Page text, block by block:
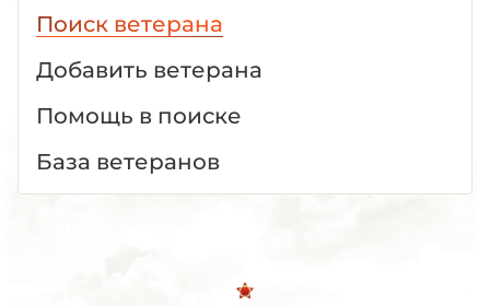
Поиск ветерана
Добавить ветерана
Помощь в поиске
База ветеранов